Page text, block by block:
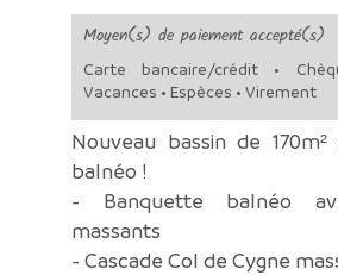
Moyen(s) de paiement accepté(s)
Carte bancaire/crédit •
Vacances • Espèces • Virement
Nouveau bassin de
balnéo !
- Banquette balnéo
massants
- Cascade Col de Cygne